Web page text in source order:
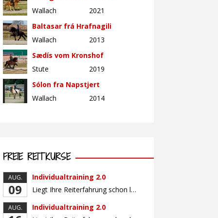
Wallach
2021
Baltasar frá Hrafnagili
Wallach
2013
Sædís vom Kronshof
Stute
2019
Sólon fra Napstjert
Wallach
2014
FREIE REITKURSE
AUG.
09
Individualtraining 2.0
Liegt Ihre Reiterfahrung schon länger zurück oder fühlen Sie sich noch nicht richtig fit? Oder sind Sie bereits ein sicherer Reiter und freuen sich auf weiterführenden Unterricht? Training für Reiter:innen mit unterschiedlicher Reiterfahrung, auf die Wünsche und Kenntnisse des Einzelnen abgestimmt. Ein abwechslungsreiches Programm mit individuellem Reitunterricht mit unterschiedlichen Schwerpunkten und für Fortgeschrittene auch mit […]
AUG.
Individualtraining 2.0